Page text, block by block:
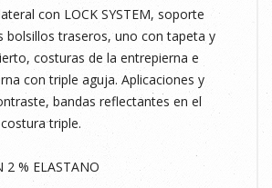
con LOCK SYSTEM, soporte
bolsillos traseros, uno con tapeta y
costuras de la entrepierna e
con triple aguja. Aplicaciones y
bandas reflectantes en el
triple.
2 % ELASTANO